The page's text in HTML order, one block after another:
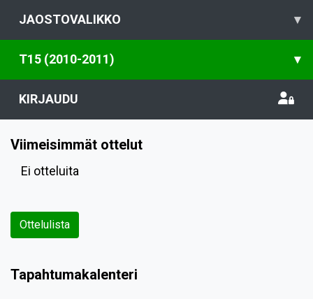
JAOSTOVALIKKO ▾
T15 (2010-2011) ▾
KIRJAUDU
Viimeisimmät ottelut
Ei otteluita
Ottelulista
Tapahtumakalenteri